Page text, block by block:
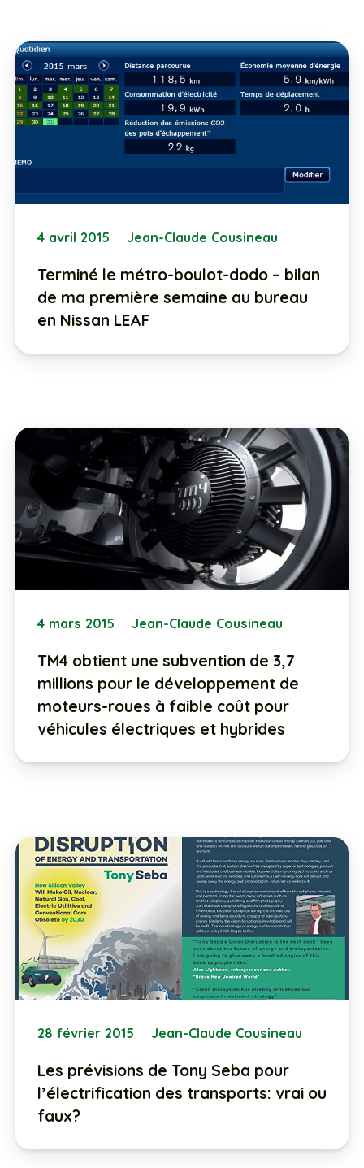
4 avril 2015 Jean-Claude Cousineau
Terminé le métro-boulot-dodo – bilan
de ma première semaine au bureau
en Nissan LEAF
4 mars 2015 Jean-Claude Cousineau
TM4 obtient une subvention de 3,7
millions pour le développement de
moteurs-roues à faible coût pour
véhicules électriques et hybrides
28 février 2015 Jean-Claude Cousineau
Les prévisions de Tony Seba pour
l’électrification des transports: vrai ou
faux?